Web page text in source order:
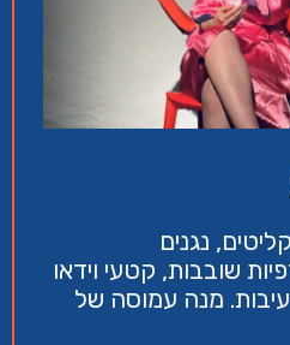
נגנים
שובבות, קטעי וידאו
מנה עמוסה של